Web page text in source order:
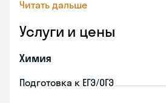
Читать дальше
Услуги и цены
Химия
Подготовка к ЕГЭ/ОГЭ